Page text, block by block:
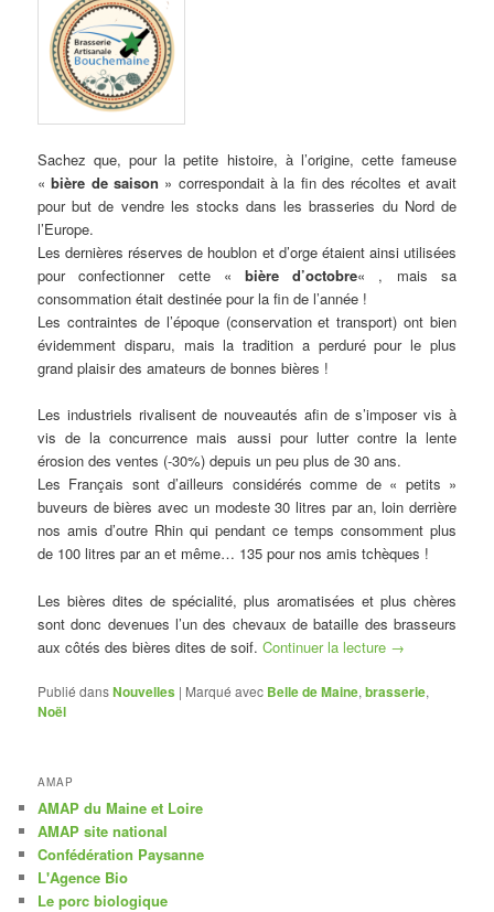
Sachez que, pour la petite histoire, à l’origine, cette fameuse
«bière de saison » correspondait à la fin des récoltes et avait
pour but de vendre les stocks dans les brasseries du Nord de
l’Europe.
Les dernières réserves de houblon et d’orge étaient ainsi utilisées
pour confectionner cette « bière d’octobre« , mais sa
consommation était destinée pour la fin de l’année !
Les contraintes de l’époque (conservation et transport) ont bien
évidemment disparu, mais la tradition a perduré pour le plus
grand plaisir des amateurs de bonnes bières !
Les industriels rivalisent de nouveautés afin de s’imposer vis à
vis de la concurrence mais aussi pour lutter contre la lente
érosion des ventes (-30%) depuis un peu plus de 30 ans.
Les Français sont d’ailleurs considérés comme de « petits »
buveurs de bières avec un modeste 30 litres par an, loin derrière
nos amis d’outre Rhin qui pendant ce temps consomment plus
de 100 litres par an et même… 135 pour nos amis tchèques !
Les bières dites de spécialité, plus aromatisées et plus chères
sont donc devenues l’un des chevaux de bataille des brasseurs
aux côtés des bières dites de soif.Continuer la lecture →
Publié dansNouvelles | Marqué avec Belle de Maine,brasserie,
Noël
AMAP
AMAP du Maine et Loire
AMAP site national
Confédération Paysanne
L'Agence Bio
Le porc biologique